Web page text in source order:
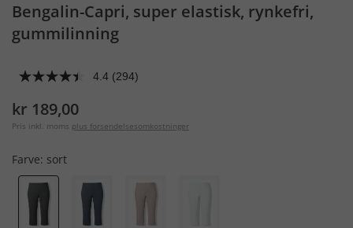
Bengalin-Capri, super elastisk, rynkefri,
gummilinning
4.4 (294)
kr 189,00
Pris inkl. moms plus forsendelsesomkostninger
Farve: sort